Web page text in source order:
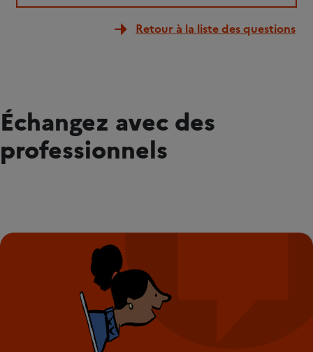
Retour à la liste des questions
Échangez avec des
professionnels